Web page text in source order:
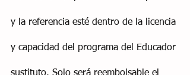
y la referencia esté dentro de la licencia
y capacidad del programa del Educador